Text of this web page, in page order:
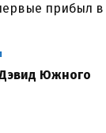
прибыл в
Южного